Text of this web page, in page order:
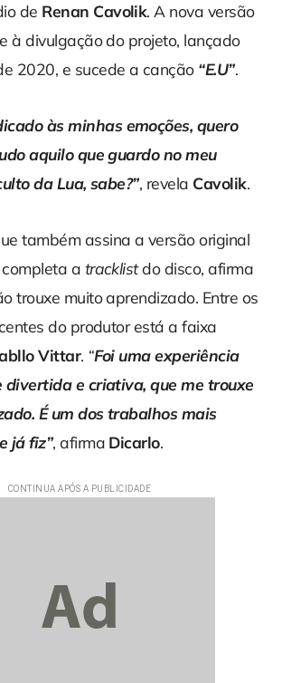
de Renan Cavolik. A nova versão
à divulgação do projeto, lançado
2020, e sucede a canção“E.U”.
às minhas emoções, quero
aquilo que guardo no meu
da Lua, sabe?”, revela Cavolik.
também assina a versão original
a tracklistdo disco, afirma
trouxe muito aprendizado. Entre os
do produtor está a faixa
Vittar. “Foi uma experiência
e criativa, que me trouxe
É um dos trabalhos mais
já fiz”, afirma Dicarlo.